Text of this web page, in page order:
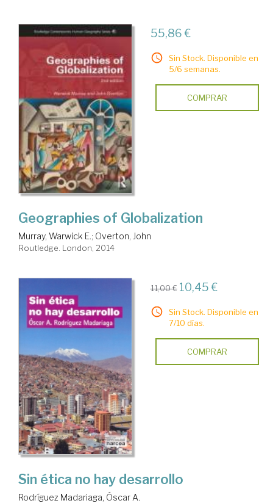
55,86 €
Sin Stock. Disponible en
5/6 semanas.
COMPRAR
Geographies of Globalization
Murray, Warwick E.; Overton, John
Routledge. London, 2014
11,00 € 10,45 €
Sin Stock. Disponible en
7/10 días.
COMPRAR
Sin ética no hay desarrollo
Rodríguez Madariaga, Óscar A.